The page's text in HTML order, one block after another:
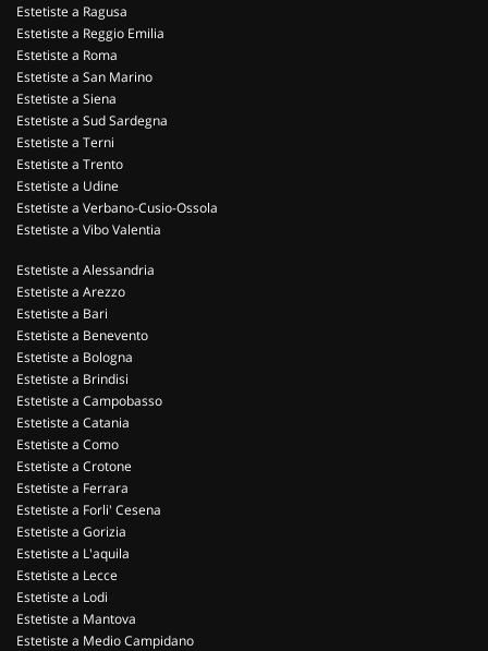
Estetiste a Ragusa
Estetiste a Reggio Emilia
Estetiste a Roma
Estetiste a San Marino
Estetiste a Siena
Estetiste a Sud Sardegna
Estetiste a Terni
Estetiste a Trento
Estetiste a Udine
Estetiste a Verbano-Cusio-Ossola
Estetiste a Vibo Valentia
Estetiste a Alessandria
Estetiste a Arezzo
Estetiste a Bari
Estetiste a Benevento
Estetiste a Bologna
Estetiste a Brindisi
Estetiste a Campobasso
Estetiste a Catania
Estetiste a Como
Estetiste a Crotone
Estetiste a Ferrara
Estetiste a Forli' Cesena
Estetiste a Gorizia
Estetiste a L'aquila
Estetiste a Lecce
Estetiste a Lodi
Estetiste a Mantova
Estetiste a Medio Campidano